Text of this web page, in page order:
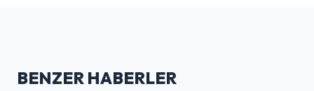
BENZER HABERLER